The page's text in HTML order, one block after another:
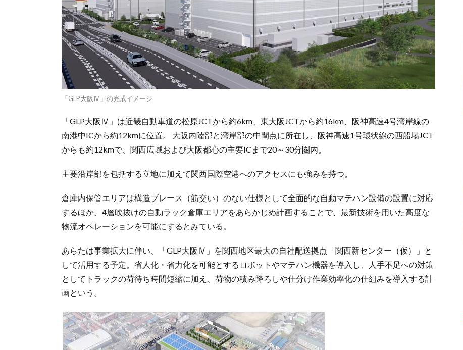
「GLP大阪Ⅳ」の完成イメージ
「GLP大阪Ⅳ」は近畿自動車道の松原JCTから約6km、東大阪JCTから約16km、阪神高速4号湾岸線の
南港中ICから約12kmに位置。 大阪内陸部と湾岸部の中間点に所在し、阪神高速1号環状線の西船場JCT
からも約12kmで、関西広域および大阪都心の主要ICまで20～30分圏内。
主要沿岸部を包括する立地に加えて関西国際空港へのアクセスにも強みを持つ。
倉庫内保管エリアは構造ブレース（筋交い）のない仕様として全面的な自動マテハン設備の設置に対応
するほか、4層吹抜けの自動ラック倉庫エリアをあらかじめ計画することで、最新技術を用いた高度な
物流オペレーションを可能にするとみている。
あらたは事業拡大に伴い、「GLP大阪Ⅳ」を関西地区最大の自社配送拠点「関西新センター（仮）」と
して活用する予定。省人化・省力化を可能とするロボットやマテハン機器を導入し、人手不足への対策
としてトラックの荷待ち時間短縮に加え、荷物の積み降ろしや仕分け作業効率化の仕組みを導入する計
画という。